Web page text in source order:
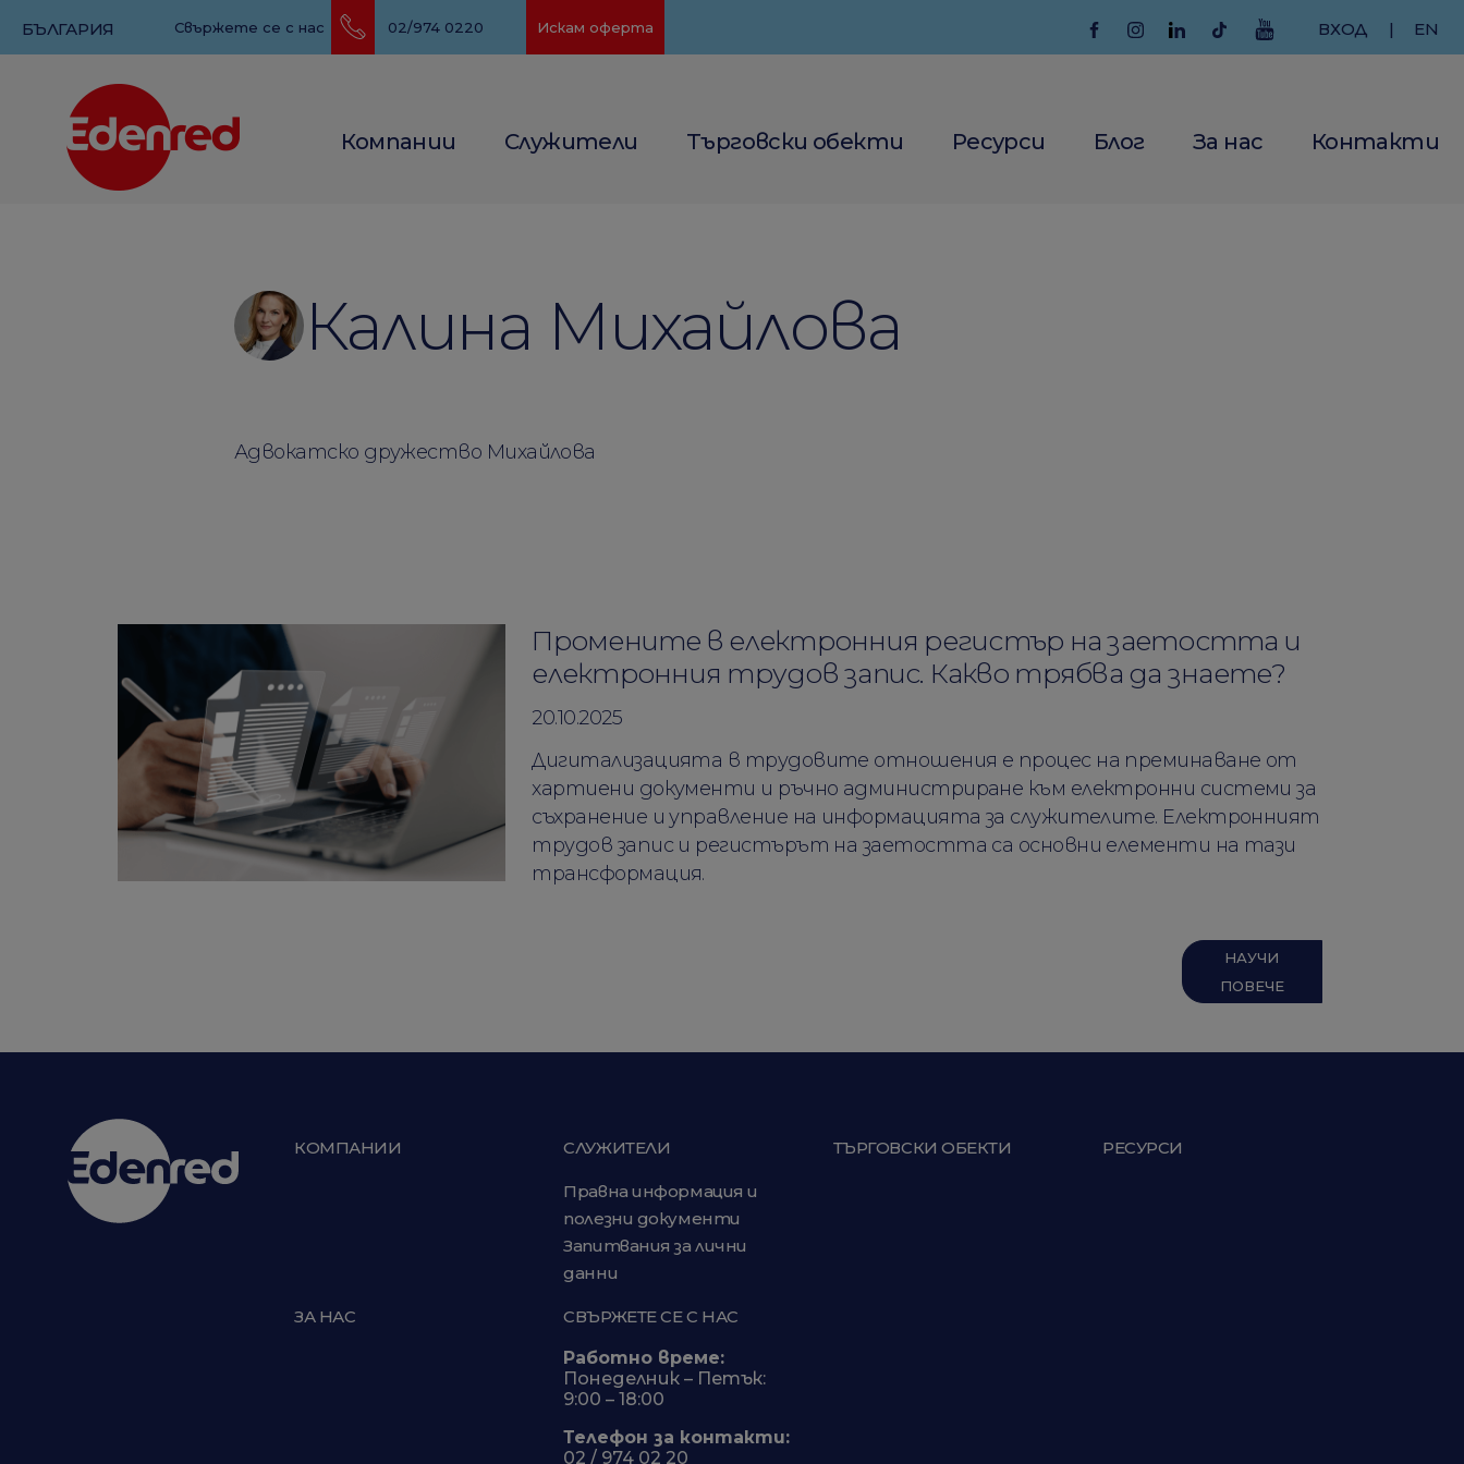
БЪЛГАРИЯ ВХОД | EN
Компании Служители Търговски обекти Ресурси Блог За нас Контакти
Свържете се с нас 02/974 0220 Искам оферта
Калина Михайлова
Адвокатско дружество Михайловa
Промените в електронния регистър на заетостта и
електронния трудов запис. Какво трябва да знаете?
20.10.2025
Дигитализацията в трудовите отношения е процес на преминаване от
хартиени документи и ръчно администриране към електронни системи за
съхранение и управление на информацията за служителите. Електронният
трудов запис и регистърът на заетостта са основни елементи на тази
трансформация.
НАУЧИ
ПОВЕЧЕ
КОМПАНИИ СЛУЖИТЕЛИ
Правна информация и
полезни документи
Запитвания за лични
данни
ТЪРГОВСКИ ОБЕКТИ РЕСУРСИ
ЗА НАС
СВЪРЖЕТЕ СЕ С НАС
Работно време:
Понеделник – Петък:
9:00 – 18:00
Телефон за контакти:
02 / 974 02 20